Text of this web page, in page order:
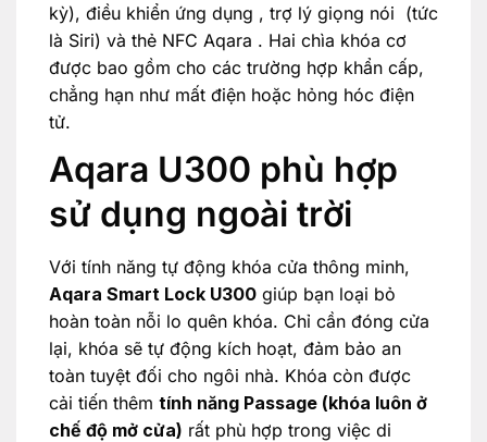
kỳ), điều khiển ứng dụng , trợ lý giọng nói (tức
là Siri) và thẻ NFC Aqara . Hai chìa khóa cơ
được bao gồm cho các trường hợp khẩn cấp,
chẳng hạn như mất điện hoặc hỏng hóc điện
tử.
Aqara U300 phù hợp
sử dụng ngoài trời
Với tính năng tự động khóa cửa thông minh,
Aqara Smart Lock U300giúp bạn loại bỏ
hoàn toàn nỗi lo quên khóa. Chỉ cần đóng cửa
lại, khóa sẽ tự động kích hoạt, đảm bảo an
toàn tuyệt đối cho ngôi nhà. Khóa còn được
cải tiến thêm tính năng Passage (khóa luôn ở
chế độ mở cửa) rất phù hợp trong việc di